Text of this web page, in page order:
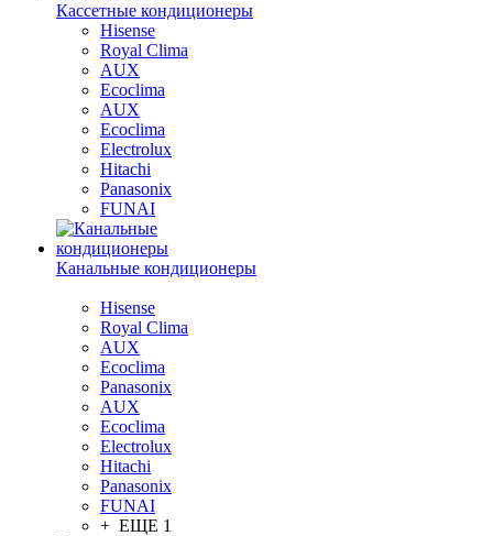
Кассетные кондиционеры
Hisense
Royal Clima
AUX
Ecoclima
AUX
Ecoclima
Electrolux
Hitachi
Panasonix
FUNAI
Канальные кондиционеры
Hisense
Royal Clima
AUX
Ecoclima
Panasonix
AUX
Ecoclima
Electrolux
Hitachi
Panasonix
FUNAI
+ ЕЩЕ 1